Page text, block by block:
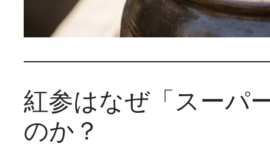
紅参はなぜ「スーパ
のか？